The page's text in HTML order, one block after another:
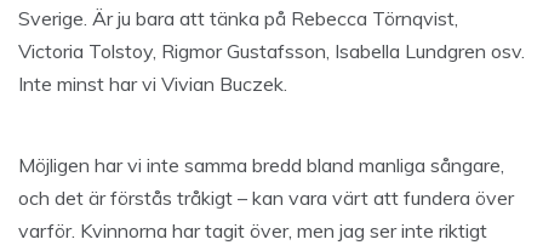
Sverige. Är ju bara att tänka på Rebecca Törnqvist,
Victoria Tolstoy, Rigmor Gustafsson, Isabella Lundgren osv.
Inte minst har vi Vivian Buczek.
Möjligen har vi inte samma bredd bland manliga sångare,
och det är förstås tråkigt – kan vara värt att fundera över
varför. Kvinnorna har tagit över, men jag ser inte riktigt